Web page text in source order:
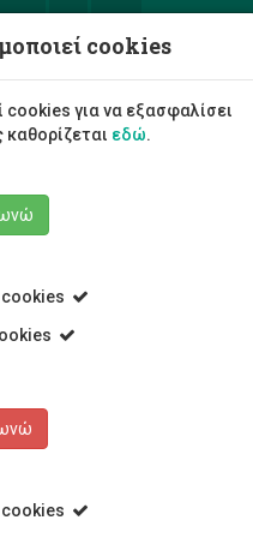
cookies
cookies για να εξασφαλίσει
εδώ.